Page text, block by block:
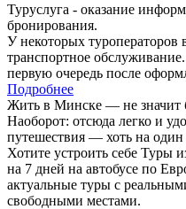
Туруслуга - оказание
бронирования.
У некоторых туроператоров
транспортное
первую очередь после
Подробнее
Жить в Минске — не значит
Наоборот: отсюда легко и
путешествия — хоть на
Хотите устроить себе Туры
на 7 дней на автобусе по
актуальные туры с
свободными местами.